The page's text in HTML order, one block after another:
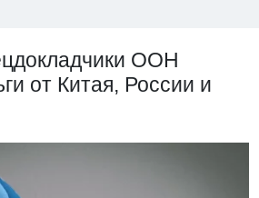
ООН
от Китая, России и